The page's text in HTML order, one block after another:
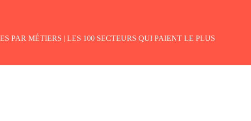
PAR MÉTIERS | LES 100 SECTEURS QUI PAIENT LE PLUS